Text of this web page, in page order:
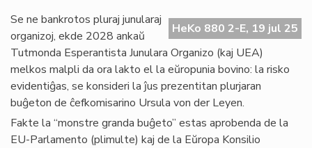
HeKo 880 2-E, 19 jul 25
Se ne bankrotos pluraj junularaj
organizoj, ekde 2028 ankaŭ
Tutmonda Esperantista Junulara Organizo (kaj UEA)
melkos malpli da ora lakto el la eŭropunia bovino: la risko
evidentiĝas, se konsideri la ĵus prezentitan plurjaran
buĝeton de ĉefkomisarino Ursula von der Leyen.
Fakte la “monstre granda buĝeto” estas aprobenda de la
EU-Parlamento (plimulte) kaj de la Eŭropa Konsilio